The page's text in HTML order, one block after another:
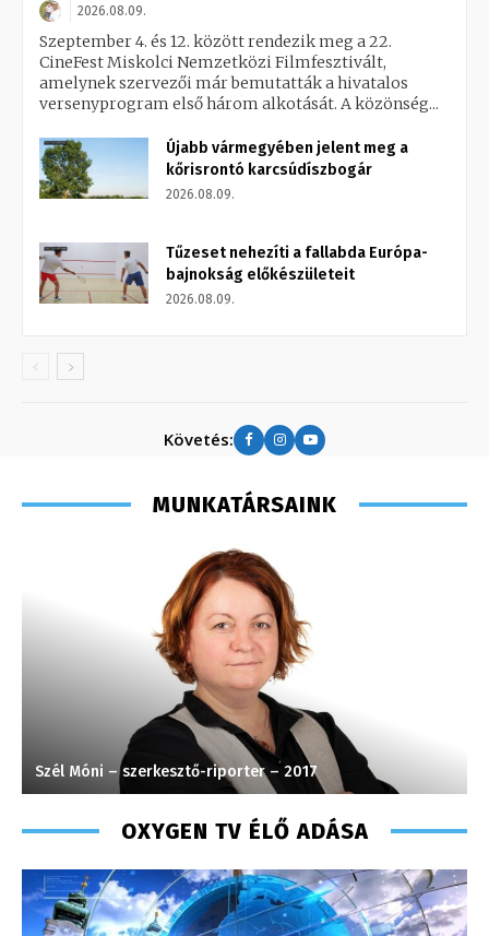
2026.08.09.
Szeptember 4. és 12. között rendezik meg a 22.
CineFest Miskolci Nemzetközi Filmfesztivált,
amelynek szervezői már bemutatták a hivatalos
versenyprogram első három alkotását. A közönség...
Újabb vármegyében jelent meg a
kőrisrontó karcsúdíszbogár
2026.08.09.
Tűzeset nehezíti a fallabda Európa-
bajnokság előkészületeit
2026.08.09.
Követés:
MUNKATÁRSAINK
Szél Móni – szerkesztő-riporter – 2017
OXYGEN TV ÉLŐ ADÁSA